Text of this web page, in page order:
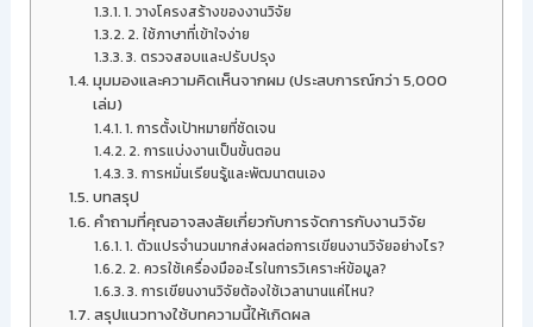
1. วางโครงสร้างของงานวิจัย
2. ใช้ภาษาที่เข้าใจง่าย
3. ตรวจสอบและปรับปรุง
มุมมองและความคิดเห็นจากผม (ประสบการณ์กว่า 5,000
เล่ม)
1. การตั้งเป้าหมายที่ชัดเจน
2. การแบ่งงานเป็นขั้นตอน
3. การหมั่นเรียนรู้และพัฒนาตนเอง
บทสรุป
คำถามที่คุณอาจสงสัยเกี่ยวกับการจัดการกับงานวิจัย
1. ตัวแปรจำนวนมากส่งผลต่อการเขียนงานวิจัยอย่างไร?
2. ควรใช้เครื่องมืออะไรในการวิเคราะห์ข้อมูล?
3. การเขียนงานวิจัยต้องใช้เวลานานแค่ไหน?
สรุปแนวทางใช้บทความนี้ให้เกิดผล